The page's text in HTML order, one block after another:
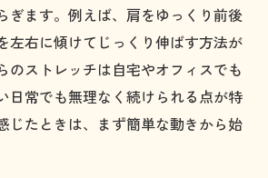
ぎます。例えば、肩をゆっくり前後
左右に傾けてじっくり伸ばす方法が
のストレッチは自宅やオフィスでも
日常でも無理なく続けられる点が特
じたときは、まず簡単な動きから始